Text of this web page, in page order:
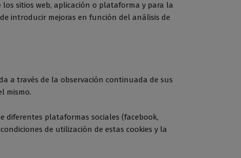
sitios web, aplicación o plataforma y para la
introducir mejoras en función del análisis de
a través de la observación continuada de sus
mismo.
diferentes plataformas sociales (facebook,
de utilización de estas cookies y la